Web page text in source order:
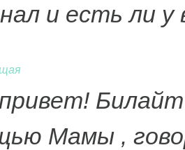
и есть ли у
Билайт
Мамы ,